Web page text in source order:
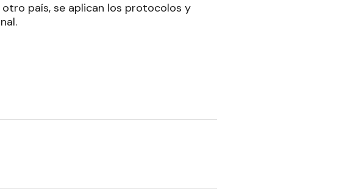
país, se aplican los protocolos y